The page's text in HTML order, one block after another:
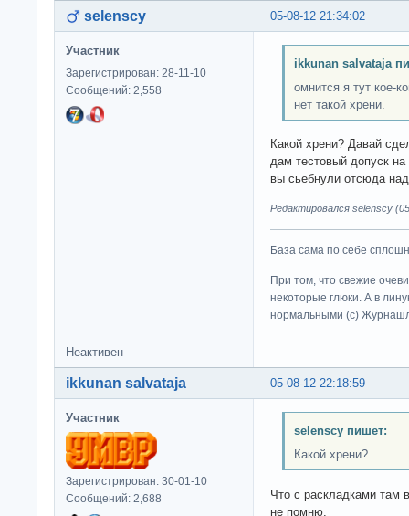
05-08-12 21:34:02
selenscy
Участник
Зарегистрирован: 28-11-10
Сообщений: 2,558
ikkunan salvataja
омнится я тут кое-
нет такой хрени.
Какой хрени? Давай
дам тестовый допуск
вы сьебнули отсюда
Редактировался selenscy
База сама по себе
При том, что свежие
некоторые глюки. А в
нормальными (c)
Неактивен
05-08-12 22:18:59
ikkunan salvataja
Участник
Зарегистрирован: 30-01-10
Сообщений: 2,688
selenscy пишет:
Какой хрени?
Что с раскладками там
не помню.